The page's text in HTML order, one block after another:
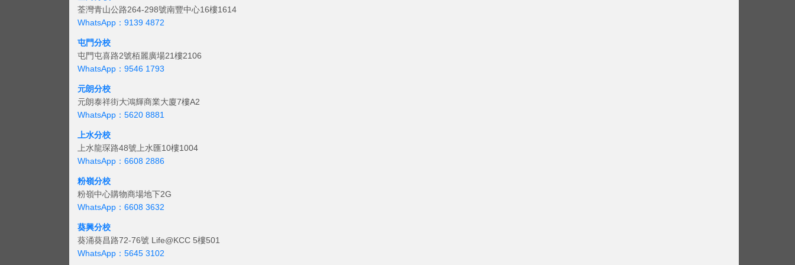
荃灣青山公路264-298號南豐中心16樓1614
WhatsApp：9139 4872
屯門分校
屯門屯喜路2號栢麗廣場21樓2106
WhatsApp：9546 1793
元朗分校
元朗泰祥街大鴻輝商業大廈7樓A2
WhatsApp：5620 8881
上水分校
上水龍琛路48號上水匯10樓1004
WhatsApp：6608 2886
粉嶺分校
粉嶺中心購物商場地下2G
WhatsApp：6608 3632
葵興分校
葵涌葵昌路72-76號 Life@KCC 5樓501
WhatsApp：5645 3102